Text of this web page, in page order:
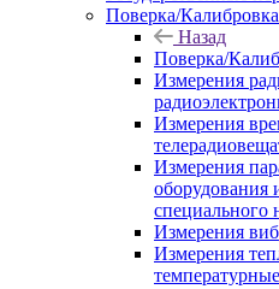
Поверка/Калибровка
Назад
Поверка/
Измерения
Измерения
Измерения
оборудования
специального
Измерения
Измерения
температурные